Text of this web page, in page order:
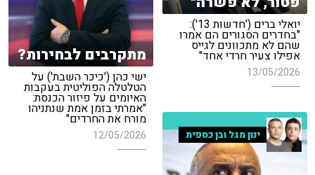
יואלי ברים ('חדשות 13'):
"בחדרים הסגורים הם אמרו
שהם לא מתכוונים לגייס
אפילו צעיר חרדי אחד"
13/05/2026
מתקרבים לבחירות?
ישי כהן ('כיכר השבת') על
הטלטלה הפוליטית בעקבות
האיומים על פיזור הכנסת:
"אמרתי בזמן אמת שנתניהו
מורח את החרדים"
12/05/2026 ינון מגל ובן כספית